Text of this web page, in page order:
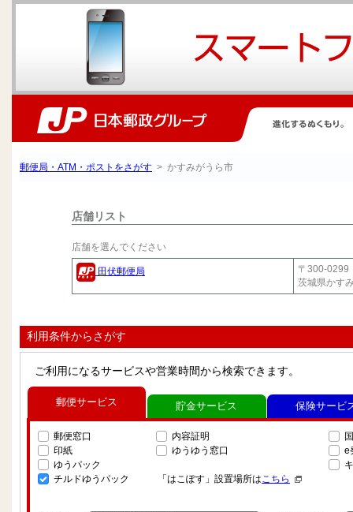
郵便局・ATM・ポストをさがす > かすみがうら市
店舗リスト
店舗を選んでください
田伏郵便局
〒300-0299
茨城県かす
利用条件からさがす
ご利用になるサービスや営業時間から検索できます。
郵便サービス
郵便窓口
印紙
ゆうパック
チルドゆうパック
内容証明
ゆうゆう窓口
「はこぽす」設置場所はこちら
e
貯金サービス 保険サービ